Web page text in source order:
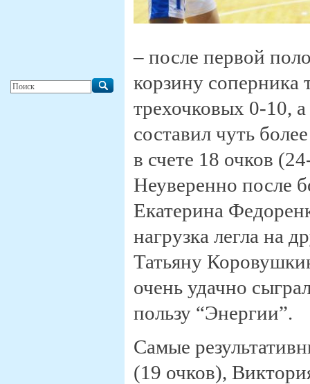
– после первой
корзину соперника
трехочковых 0-10,
составил чуть
в счете 18 очков
Неуверенно после
Екатерина
нагрузка легла на
Татьяну
очень удачно
пользу “Энергии”.
Самые
(19 очков),